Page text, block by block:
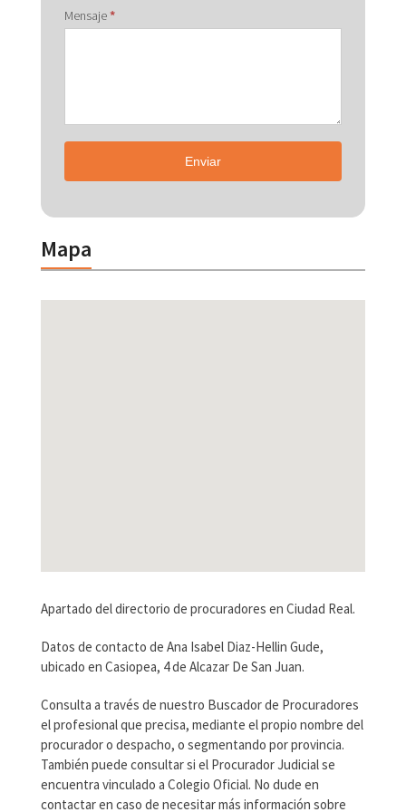
Mensaje*
Enviar
Mapa
Apartado del directorio de procuradores en Ciudad Real.
Datos de contacto de Ana Isabel Diaz-Hellin Gude,
ubicado en Casiopea, 4 de Alcazar De San Juan.
Consulta a través de nuestro Buscador de Procuradores
el profesional que precisa, mediante el propio nombre del
procurador o despacho, o segmentando por provincia.
También puede consultar si el Procurador Judicial se
encuentra vinculado a Colegio Oficial. No dude en
contactar en caso de necesitar más información sobre